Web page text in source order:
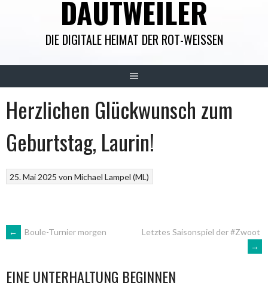
DAUTWEILER
DIE DIGITALE HEIMAT DER ROT-WEISSEN
Herzlichen Glückwunsch zum
Geburtstag, Laurin!
25. Mai 2025 vonMichael Lampel (ML)
ARTIKEL-
NAVIGATION
← Boule-Turnier morgen
Letztes Saisonspiel der #Zwoot
→
EINE UNTERHALTUNG BEGINNEN